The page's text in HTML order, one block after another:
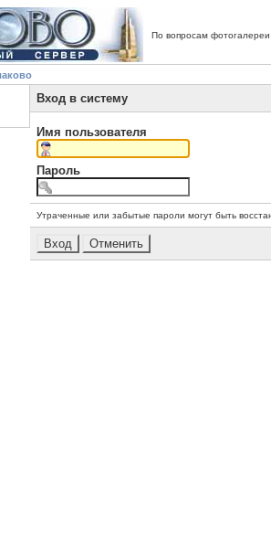
По вопросам
Вход в систему
Имя пользователя
Пароль
Утраченные или забытые пароли могут быть